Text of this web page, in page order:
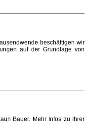
beschäftigen wir
auf der Grundlage von
Bauer. Mehr Infos zu Ihrer